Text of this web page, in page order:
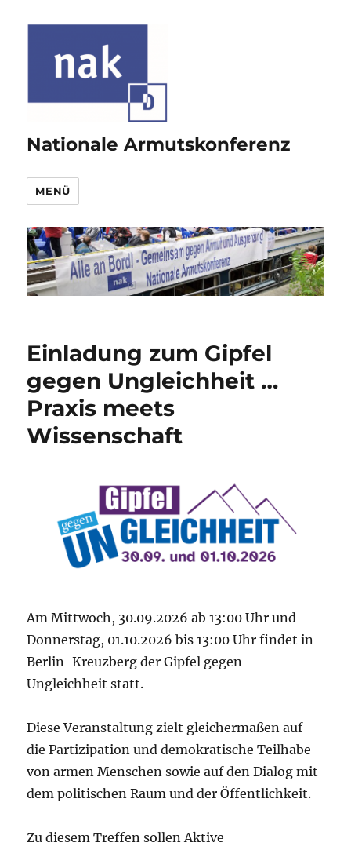
Nationale Armutskonferenz
MENÜ
Einladung zum Gipfel
gegen Ungleichheit …
Praxis meets
Wissenschaft
Am Mittwoch, 30.09.2026 ab 13:00 Uhr und
Donnerstag, 01.10.2026 bis 13:00 Uhr findet in
Berlin-Kreuzberg der Gipfel gegen
Ungleichheit statt.
Diese Veranstaltung zielt gleichermaßen auf
die Partizipation und demokratische Teilhabe
von armen Menschen sowie auf den Dialog mit
dem politischen Raum und der Öffentlichkeit.
Zu diesem Treffen sollen Aktive